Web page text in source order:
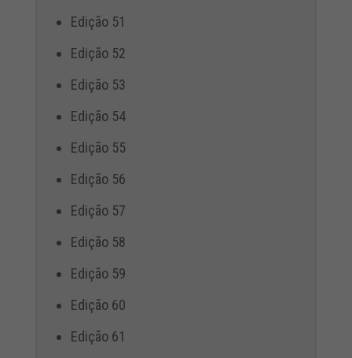
Edição 51
Edição 52
Edição 53
Edição 54
Edição 55
Edição 56
Edição 57
Edição 58
Edição 59
Edição 60
Edição 61